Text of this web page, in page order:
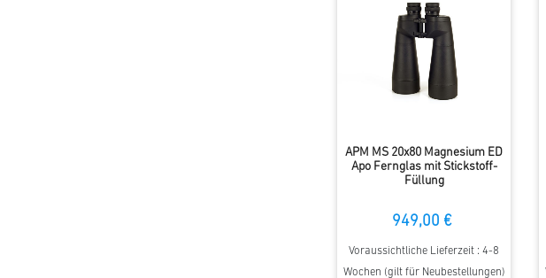
APM MS 20x80 Magnesium ED
Apo Fernglas mit Stickstoff-
Füllung
949,00 €
Voraussichtliche Lieferzeit : 4-8
Wochen (gilt für Neubestellungen)